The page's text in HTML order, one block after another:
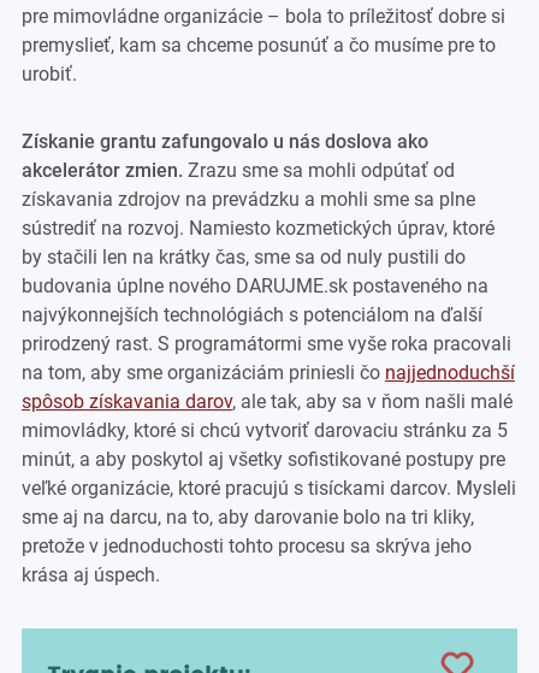
pre mimovládne organizácie – bola to príležitosť dobre si
premyslieť, kam sa chceme posunúť a čo musíme pre to
urobiť.
Získanie grantu zafungovalo u nás doslova ako
akcelerátor zmien. Zrazu sme sa mohli odpútať od
získavania zdrojov na prevádzku a mohli sme sa plne
sústrediť na rozvoj. Namiesto kozmetických úprav, ktoré
by stačili len na krátky čas, sme sa od nuly pustili do
budovania úplne nového DARUJME.sk postaveného na
najvýkonnejších technológiách s potenciálom na ďalší
prirodzený rast. S programátormi sme vyše roka pracovali
na tom, aby sme organizáciám priniesli čo najjednoduchší
spôsob získavania darov, ale tak, aby sa v ňom našli malé
mimovládky, ktoré si chcú vytvoriť darovaciu stránku za 5
minút, a aby poskytol aj všetky sofistikované postupy pre
veľké organizácie, ktoré pracujú s tisíckami darcov. Mysleli
sme aj na darcu, na to, aby darovanie bolo na tri kliky,
pretože v jednoduchosti tohto procesu sa skrýva jeho
krása aj úspech.